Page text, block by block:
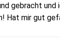
gebracht und
Hat mir gut